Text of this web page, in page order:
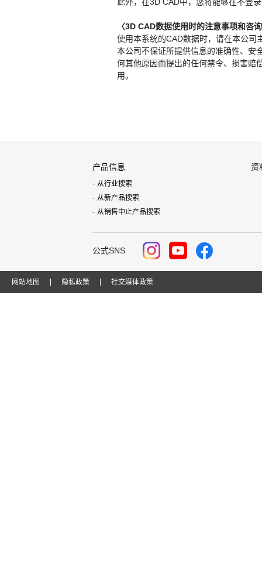
〈3D CAD数据使用时的注意事项和咨
使用本系统的CAD数据时，请在本公司
本公司不保证所提供信息的准确性、安
何其他原因而提出的任何禁令、损害赔
用。
产品信息
从行业搜索
从新产品搜索
从销售中止产品搜索
资
公式SNS
网站地图 隐私政策 社交媒体政策